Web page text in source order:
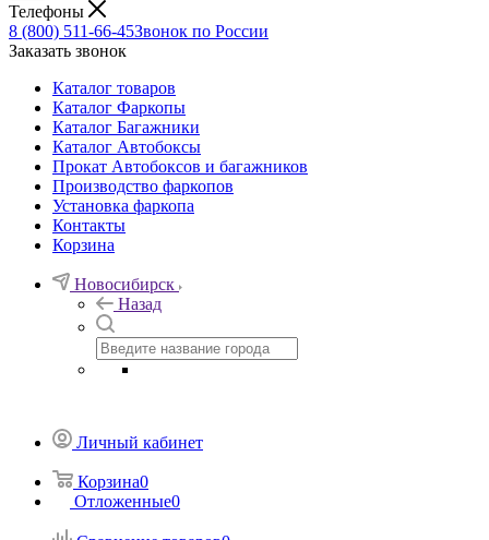
Телефоны
8 (800) 511-66-45Звонок по России
Заказать звонок
Каталог товаров
Каталог Фаркопы
Каталог Багажники
Каталог Автобоксы
Прокат Автобоксов и багажников
Производство фаркопов
Установка фаркопа
Контакты
Корзина
Новосибирск
Назад
Личный кабинет
Корзина0
Отложенные0